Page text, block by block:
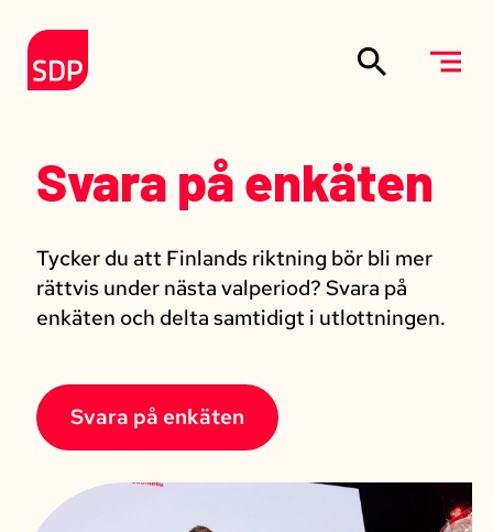
Till förstasidan
Svara på enkäten
Tycker du att Finlands riktning bör bli mer
rättvis under nästa valperiod? Svara på
enkäten och delta samtidigt i utlottningen.
Svara på enkäten